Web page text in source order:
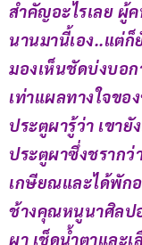
สำคัญอะไรเลย ผู้
นานมานี้เอง..แต่ก็
มองเห็นชัดบ่งบอก
เท่าแผลทางใจขอ
ประตูผารู้ว่า เขา
ประตูผาซึ่งชรากว่
เกษียณและได้พัก
ช้างคุณหนูนาศิลป
ผา เช็ดน้ำตาและเ